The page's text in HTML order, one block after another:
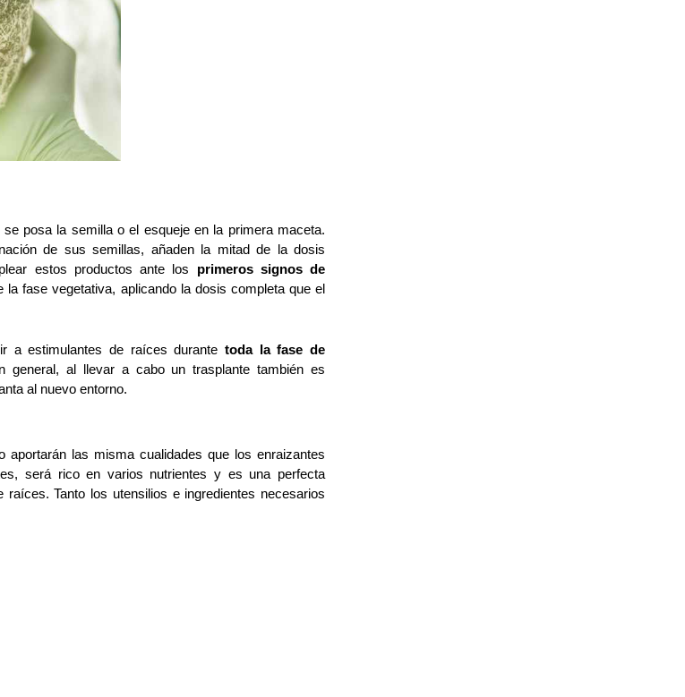
posa la semilla o el esqueje en la primera maceta.
de sus semillas, añaden la mitad de la dosis
estos productos ante los primeros signos de
fase vegetativa, aplicando la dosis completa que el
a estimulantes de raíces durante toda la fase de
al llevar a cabo un trasplante también es
al nuevo entorno.
aportarán las misma cualidades que los enraizantes
será rico en varios nutrientes y es una perfecta
Tanto los utensilios e ingredientes necesarios